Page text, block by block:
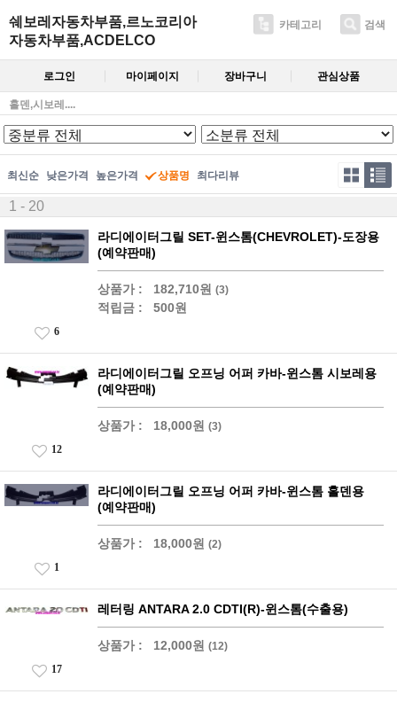
쉐보레자동차부품,르노코리아
자동차부품,ACDELCO
카테고리 검색
로그인 마이페이지 장바구니 관심상품
홀덴,시보레....
최신순 낮은가격 높은가격 상품명 최다리뷰
1 - 20
라디에이터그릴 SET-윈스톰(CHEVROLET)-도장용
(예약판매)
상품가 : 182,710원 (3)
적립금 : 500원
6
라디에이터그릴 오프닝 어퍼 카바-윈스톰 시보레용
(예약판매)
상품가 : 18,000원 (3)
12
라디에이터그릴 오프닝 어퍼 카바-윈스톰 홀덴용
(예약판매)
상품가 : 18,000원 (2)
1
레터링 ANTARA 2.0 CDTI(R)-윈스톰(수출용)
상품가 : 12,000원 (12)
17